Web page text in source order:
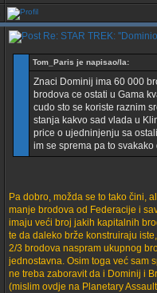
Re: STAR TREK:
Tom_Paris je napisao/la:
Znaci Dominij ima 60 000
brodova ce ostati u Gama
cudo sto se koriste raznim
stanja kakvo sad vlada u
price o ujedninjenju sa
im se sprema pa to
Pa dobro, možda se to tako čini,
manje brodova od Federacije i
imaju veći broj jakih kapitalnih
te da daleko brže konstruiraju
2/3 brodova naspram ukupnog
jednostavna. Osim toga već sam
ne treba zaboravit da i Dominij i
(mislim ovdje na Planetary